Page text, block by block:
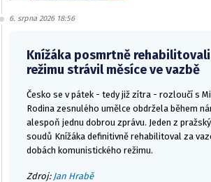
6. srpna 2026 18:56
Knížáka posmrtně
režimu strávil měsíce ve vazbě
Česko se v pátek - tedy již zítra - rozloučí s
Rodina zesnulého umělce obdržela během
alespoň jednu dobrou zprávu. Jeden z
soudů Knížáka definitivně rehabilitoval za
dobách komunistického režimu.
Zdroj: Jan Hrabě